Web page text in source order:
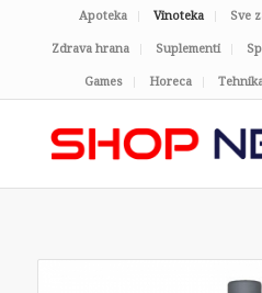
Apoteka Vinoteka Sve
Zdrava hrana Suplementi
Games Horeca